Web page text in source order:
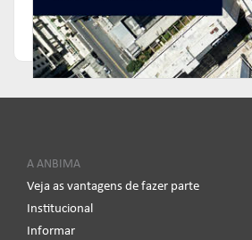
A ANBIMA
Veja as vantagens de fazer parte
Institucional
Informar